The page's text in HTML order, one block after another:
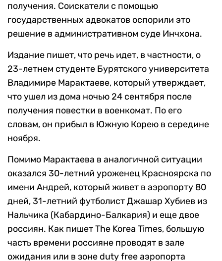
получения. Соискатели с помощью
государственных адвокатов оспорили это
решение в административном суде Инчхона.
Издание пишет, что речь идет, в частности, о
23-летнем студенте Бурятского университета
Владимире Марактаеве, который утверждает,
что ушел из дома ночью 24 сентября после
получения повестки в военкомат. По его
словам, он прибыл в Южную Корею в середине
ноября.
Помимо Марактаева в аналогичной ситуации
оказался 30-летний уроженец Красноярска по
имени Андрей, который живет в аэропорту 80
дней, 31-летний футболист Джашар Хубиев из
Нальчика (Кабардино-Балкария) и еще двое
россиян. Как пишет The Korea Times, большую
часть времени россияне проводят в зале
ожидания или в зоне duty free аэропорта